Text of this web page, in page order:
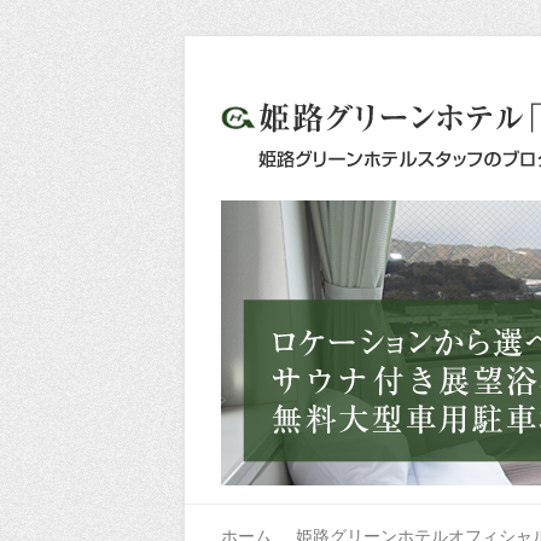
ホーム 姫路グリーンホテルオフィシャ